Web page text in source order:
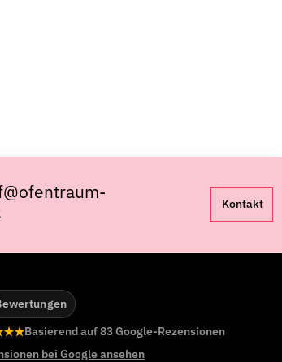
Kontakt
Basierend auf 83 Google-Rezensionen
bei Google ansehen